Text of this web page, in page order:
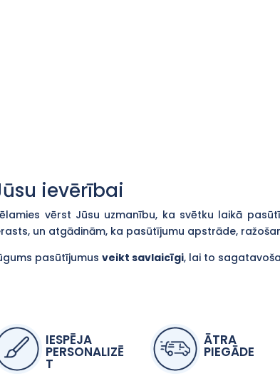
ievērībai
vērst Jūsu uzmanību, ka svētku laikā
un atgādinām, ka pasūtījumu apstrāde,
pasūtījumusveikt savlaicīgi, lai to
IESPĒJA
PERSONALIZĒ
T
ĀTRA
PIEGĀDE